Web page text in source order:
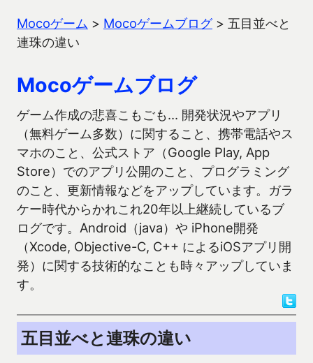
Mocoゲーム > Mocoゲームブログ> 五目並べと
連珠の違い
Mocoゲームブログ
ゲーム作成の悲喜こもごも… 開発状況やアプリ
（無料ゲーム多数）に関すること、携帯電話やス
マホのこと、公式ストア（Google Play, App
Store）でのアプリ公開のこと、プログラミング
のこと、更新情報などをアップしています。ガラ
ケー時代からかれこれ20年以上継続しているブ
ログです。Android（java）や iPhone開発
（Xcode, Objective-C, C++ によるiOSアプリ開
発）に関する技術的なことも時々アップしていま
す。
五目並べと連珠の違い